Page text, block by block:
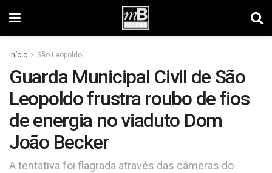
Início São Leopoldo
Guarda Municipal Civil de São
Leopoldo frustra roubo de fios
de energia no viaduto Dom
João Becker
A tentativa foi flagrada através das câmeras do